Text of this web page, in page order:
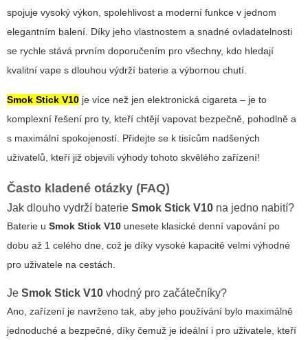
spojuje vysoký výkon, spolehlivost a moderní funkce v jednom
elegantním balení. Díky jeho vlastnostem a snadné ovladatelnosti
se rychle stává prvním doporučením pro všechny, kdo hledají
kvalitní vape s dlouhou výdrží baterie a výbornou chutí.
Smok Stick V10 je více než jen elektronická cigareta – je to
komplexní řešení pro ty, kteří chtějí vapovat bezpečně, pohodlně a
s maximální spokojeností. Přidejte se k tisícům nadšených
uživatelů, kteří již objevili výhody tohoto skvělého zařízení!
Často kladené otázky (FAQ)
Jak dlouho vydrží baterie Smok Stick V10 na jedno nabití?
Baterie u Smok Stick V10 unesete klasické denní vapování po
dobu až 1 celého dne, což je díky vysoké kapacitě velmi výhodné
pro uživatele na cestách.
Je Smok Stick V10 vhodný pro začátečníky?
Ano, zařízení je navrženo tak, aby jeho používání bylo maximálně
jednoduché a bezpečné, díky čemuž je ideální i pro uživatele, kteří